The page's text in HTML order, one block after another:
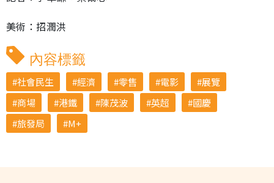
美術：招潤洪
內容標籤
社會民生 經濟 零售 電影
展覽
商場
港鐵 陳茂波 英超
國慶
旅發局
M+